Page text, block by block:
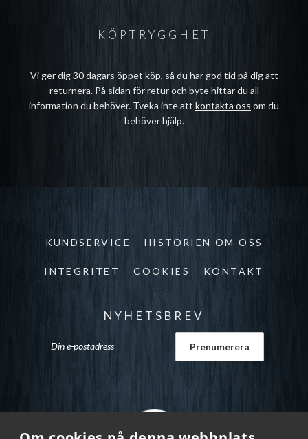
KÖPTRYGGHET
Vi ger dig 30 dagars öppet köp, så du har god tid på dig att
returnera. På sidan förretur och bytehittar du all
information du behöver. Tveka inte att kontakta oss om du
behöver hjälp.
KUNDSERVICE HISTORIEN OM OSS
INTEGRITET COOKIES KONTAKT
NYHETSBREV